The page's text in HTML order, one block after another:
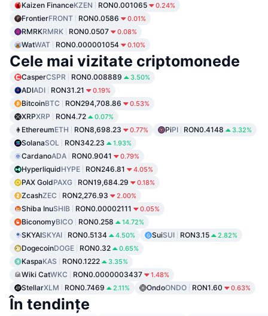
Kaizen FinanceKZEN RON0.001065 0.24%
FrontierFRONT RON0.0586 0.01%
RMRKRMRK RON0.0507 0.08%
WatWAT RON0.000001054 0.10%
Cele mai vizitate criptomonede
CasperCSPR RON0.008889 3.50%
ADIADI RON31.21 0.19%
BitcoinBTC RON294,708.86 0.53%
XRPXRP RON4.72 0.07%
EthereumETH RON8,698.23 0.77% PiPI RON0.4148 3.32%
SolanaSOL RON342.23 1.93%
CardanoADA RON0.9041 0.79%
HyperliquidHYPE RON246.81 4.05%
PAX GoldPAXG RON19,684.29 0.18%
ZcashZEC RON2,276.93 2.00%
Shiba InuSHIB RON0.00002111 0.05%
BiconomyBICO RON0.258 14.72%
SKYAISKYAI RON0.5134 4.50% SuiSUI RON3.15 2.82%
DogecoinDOGE RON0.32 0.65%
KaspaKAS RON0.1222 3.35%
Wiki CatWKC RON0.0000003437 1.48%
StellarXLM RON0.7469 2.11% OndoONDO RON1.60 0.63%
În tendințe